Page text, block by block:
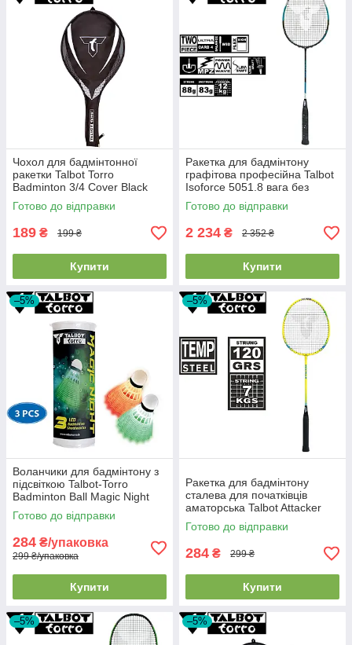
Чохол для бадмінтонної
ракетки Talbot Torro
Badminton 3/4 Cover Black
чорний
Готово до відправки
189 ₴ 199 ₴
Купити
Ракетка для бадмінтону
графітова професійна Talbot
Isoforce 5051.8 вага без
струн 83 г
Готово до відправки
2 234 ₴ 2 352 ₴
Купити
–5%
Воланчики для бадмінтону з
підсвіткою Talbot-Torro
Badminton Ball Magic Night
LED (3 шт.)
Готово до відправки
284 ₴/упаковка
299 ₴/упаковка
Купити
–5%
Ракетка для бадмінтону
сталева для початківців
аматорська Talbot Attacker
вага 120 г
Готово до відправки
284 ₴ 299 ₴
Купити
–5% –5%